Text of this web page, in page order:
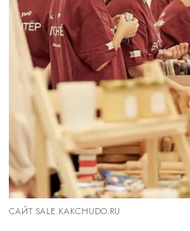
САЙТ SALE.KAKCHUDO.RU